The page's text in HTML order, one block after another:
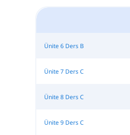
Ünite 6 Ders B
Ünite 7 Ders C
Ünite 8 Ders C
Ünite 9 Ders C